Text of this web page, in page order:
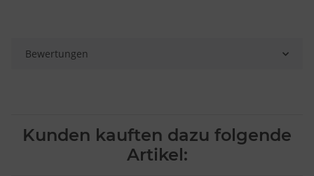
Bewertungen
Kunden kauften dazu folgende
Artikel: